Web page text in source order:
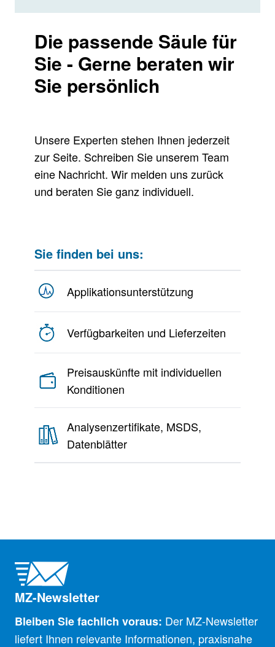
Die passende Säule für
Sie - Gerne beraten wir
Sie persönlich
Unsere Experten stehen Ihnen jederzeit
zur Seite. Schreiben Sie unserem Team
eine Nachricht. Wir melden uns zurück
und beraten Sie ganz individuell.
Sie finden bei uns:
Applikationsunterstützung
Verfügbarkeiten und Lieferzeiten
Preisauskünfte mit individuellen
Konditionen
Analysenzertifikate, MSDS,
Datenblätter
MZ-Newsletter
Bleiben Sie fachlich voraus: Der MZ-Newsletter
liefert Ihnen relevante Informationen, praxisnahe